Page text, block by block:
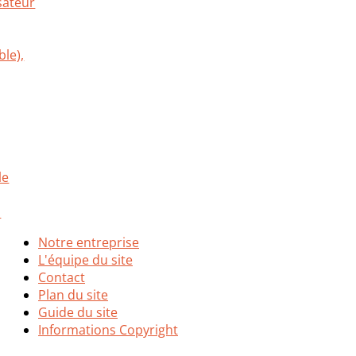
Notre entreprise
L'équipe du site
Contact
Plan du site
Guide du site
Informations Copyright